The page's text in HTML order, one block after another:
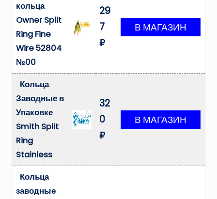
кольца
Owner Split
Ring Fine
Wire 52804
№00
29
7
₽
Кольца
Заводные в
Упаковке
Smith Split
Ring
Stainless
32
0
₽
Кольца
заводные